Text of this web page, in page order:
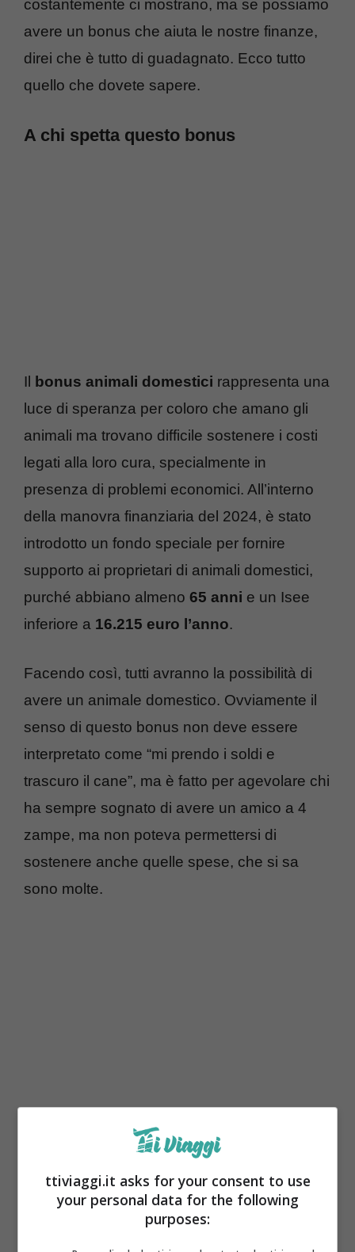
costantemente ci mostrano, ma se possiamo
avere un bonus che aiuta le nostre finanze,
direi che è tutto di guadagnato. Ecco tutto
quello che dovete sapere.
A chi spetta questo bonus
Il bonus animali domestici rappresenta una
luce di speranza per coloro che amano gli
animali ma trovano difficile sostenere i costi
legati alla loro cura, specialmente in
presenza di problemi economici. All’interno
della manovra finanziaria del 2024, è stato
introdotto un fondo speciale per fornire
supporto ai proprietari di animali domestici,
purché abbiano almeno 65 anni e un Isee
inferiore a 16.215 euro l’anno.
Facendo così, tutti avranno la possibilità di
avere un animale domestico. Ovviamente il
senso di questo bonus non deve essere
interpretato come “mi prendo i soldi e
trascuro il cane”, ma è fatto per agevolare chi
ha sempre sognato di avere un amico a 4
zampe, ma non poteva permettersi di
sostenere anche quelle spese, che si sa
sono molte.
È evidente che la presenza di un animale
italiane, soprattutto tra coloro che hanno
meno di 60 anni. Tuttavia, per molti,
ttiviaggi.it asks for your consent to use
your personal data for the following
purposes: